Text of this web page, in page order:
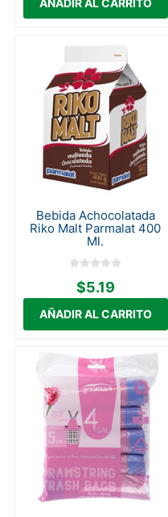
Bebida Achocolatada
Riko Malt Parmalat 400
Ml.
$5.19